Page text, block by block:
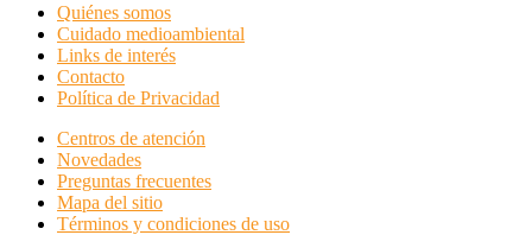
Quiénes somos
Cuidado medioambiental
Links de interés
Contacto
Política de Privacidad
Centros de atención
Novedades
Preguntas frecuentes
Mapa del sitio
Términos y condiciones de uso